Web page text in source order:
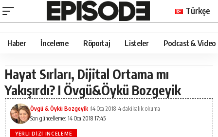
Türkçe
Haber İnceleme Röportaj Listeler Podcast & Video
Hayat Sırları, Dijital Ortama mı
Yakışırdı? I Övgü&Öykü Bozgeyik
Son güncelleme: 14 Oca 2018 17:45
Övgü & Öykü Bozgeyik 14 Oca 2018 4 dakikalık okuma
YERLI DIZI İNCELEME